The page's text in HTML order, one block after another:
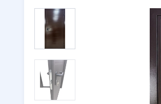
Двери с ковкой
Двери со стеклом
Двустворчатые двери